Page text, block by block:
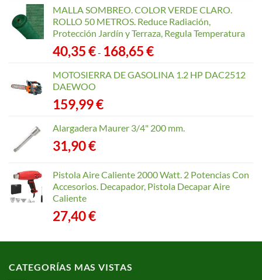
MALLA SOMBREO. COLOR VERDE CLARO.
ROLLO 50 METROS. Reduce Radiación,
Protección Jardín y Terraza, Regula Temperatura
40,35€- 168,65€Rango
precios:
MOTOSIERRA DE GASOLINA 1.2 HP DAC2512
DAEWOO
159,99€
Alargadera Maurer 3/4" 200 mm.
31,90€
Pistola Aire Caliente 2000 Watt. 2 Potencias Con
Accesorios. Decapador, Pistola Decapar Aire
Caliente
27,40€
CATEGORÍAS MAS VISTAS